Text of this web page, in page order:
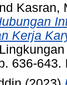
Kasran,
Kerja
636-